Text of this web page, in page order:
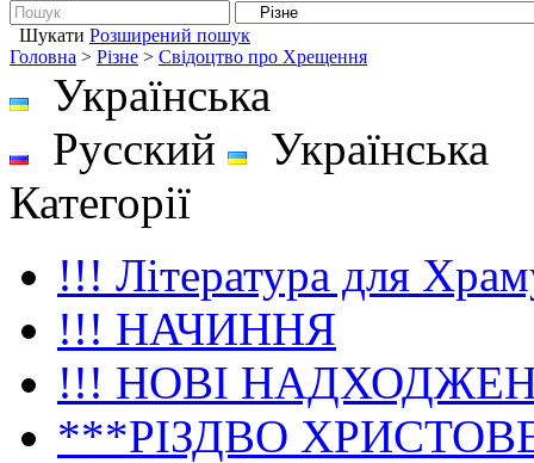
Шукати Розширений пошук
Головна > Різне > Свідоцтво про Хрещення
Українська
Русский
Українська
Категорії
!!! Література для
!!! НАЧИННЯ
!!! НОВІ
***РІЗДВО